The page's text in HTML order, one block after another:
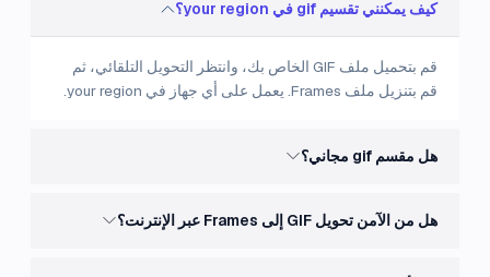
كيف يمكنني تقسيم gif في your region؟
قم بتحميل ملف GIF الخاص بك، وانتظر التحويل التلقائي، ثم
قم بتنزيل ملف Frames. يعمل على أي جهاز في your region.
هل مقسم gif مجاني؟
هل من الآمن تحويل GIF إلى Frames عبر الإنترنت؟